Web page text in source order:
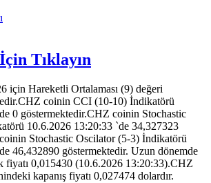
Tıklayın
için Hareketli Ortalaması (9) değeri
coinin CCI (10-10) İndikatörü
0 göstermektedir.CHZ coinin Stochastic
10.6.2026 13:20:33 `de 34,327323
Stochastic Oscilator (5-3) İndikatörü
46,432890 göstermektedir. Uzun dönemde
fiyatı 0,015430 (10.6.2026 13:20:33).CHZ
kapanış fiyatı 0,027474 dolardır.